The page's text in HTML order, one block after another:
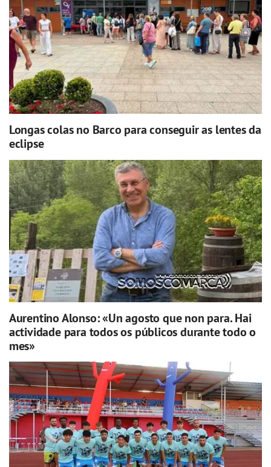
Longas colas no Barco para conseguir as lentes da
eclipse
Aurentino Alonso: «Un agosto que non para. Hai
actividade para todos os públicos durante todo o
mes»